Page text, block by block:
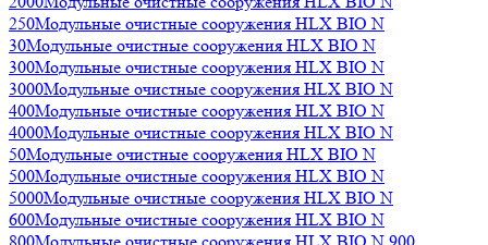
250Модульные очистные сооружения HLX BIO N
30Модульные очистные сооружения HLX BIO N
300Модульные очистные сооружения HLX BIO N
3000Модульные очистные сооружения HLX BIO N
400Модульные очистные сооружения HLX BIO N
4000Модульные очистные сооружения HLX BIO N
50Модульные очистные сооружения HLX BIO N
500Модульные очистные сооружения HLX BIO N
5000Модульные очистные сооружения HLX BIO N
600Модульные очистные сооружения HLX BIO N
800Модульные очистные сооружения HLX BIO N 900